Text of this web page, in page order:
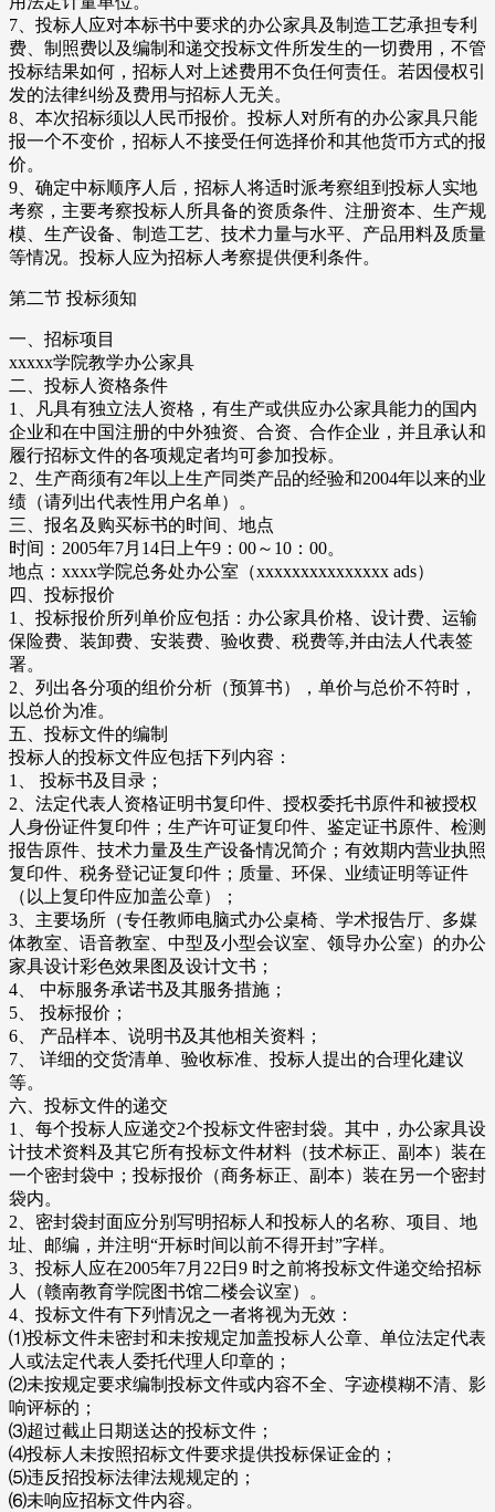
7、投标人应对本标书中要求的办公家具及制造工艺承担专利
费、制照费以及编制和递交投标文件所发生的一切费用，不管
投标结果如何，招标人对上述费用不负任何责任。若因侵权引
发的法律纠纷及费用与招标人无关。
8、本次招标须以人民币报价。投标人对所有的办公家具只能
报一个不变价，招标人不接受任何选择价和其他货币方式的报
价。
9、确定中标顺序人后，招标人将适时派考察组到投标人实地
考察，主要考察投标人所具备的资质条件、注册资本、生产规
模、生产设备、制造工艺、技术力量与水平、产品用料及质量
等情况。投标人应为招标人考察提供便利条件。
第二节 投标须知
一、招标项目
xxxxx学院教学办公家具
二、投标人资格条件
1、凡具有独立法人资格，有生产或供应办公家具能力的国内
企业和在中国注册的中外独资、合资、合作企业，并且承认和
履行招标文件的各项规定者均可参加投标。
2、生产商须有2年以上生产同类产品的经验和2004年以来的业
绩（请列出代表性用户名单）。
三、报名及购买标书的时间、地点
时间：2005年7月14日上午9：00～10：00。
地点：xxxx学院总务处办公室（xxxxxxxxxxxxxxx ads）
四、投标报价
1、投标报价所列单价应包括：办公家具价格、设计费、运输
保险费、装卸费、安装费、验收费、税费等,并由法人代表签
署。
2、列出各分项的组价分析（预算书），单价与总价不符时，
以总价为准。
五、投标文件的编制
投标人的投标文件应包括下列内容：
1、 投标书及目录；
2、法定代表人资格证明书复印件、授权委托书原件和被授权
人身份证件复印件；生产许可证复印件、鉴定证书原件、检测
报告原件、技术力量及生产设备情况简介；有效期内营业执照
复印件、税务登记证复印件；质量、环保、业绩证明等证件
（以上复印件应加盖公章）；
3、主要场所（专任教师电脑式办公桌椅、学术报告厅、多媒
体教室、语音教室、中型及小型会议室、领导办公室）的办公
家具设计彩色效果图及设计文书；
4、 中标服务承诺书及其服务措施；
5、 投标报价；
6、 产品样本、说明书及其他相关资料；
7、 详细的交货清单、验收标准、投标人提出的合理化建议
等。
六、投标文件的递交
1、每个投标人应递交2个投标文件密封袋。其中，办公家具设
计技术资料及其它所有投标文件材料（技术标正、副本）装在
一个密封袋中；投标报价（商务标正、副本）装在另一个密封
袋内。
2、密封袋封面应分别写明招标人和投标人的名称、项目、地
址、邮编，并注明“开标时间以前不得开封”字样。
3、投标人应在2005年7月22日9 时之前将投标文件递交给招标
人（赣南教育学院图书馆二楼会议室）。
4、投标文件有下列情况之一者将视为无效：
⑴投标文件未密封和未按规定加盖投标人公章、单位法定代表
人或法定代表人委托代理人印章的；
⑵未按规定要求编制投标文件或内容不全、字迹模糊不清、影
响评标的；
⑶超过截止日期送达的投标文件；
⑷投标人未按照招标文件要求提供投标保证金的；
⑸违反招投标法律法规规定的；
⑹未响应招标文件内容。